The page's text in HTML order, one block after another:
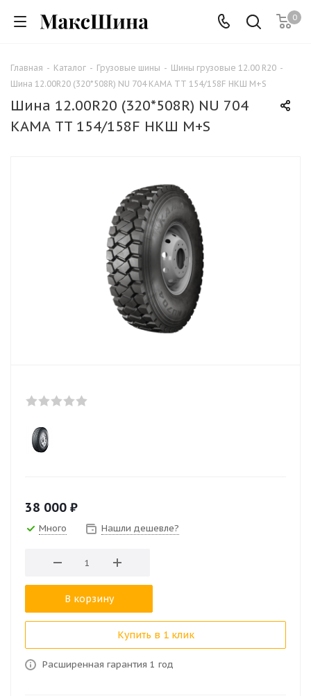
0
Главная - Каталог - Грузовые шины - Шины грузовые 12.00 R20 -
Шина 12.00R20 (320*508R) NU 704 КАМА TT 154/158F НКШ М+S
Шина 12.00R20 (320*508R) NU 704
КАМА TT 154/158F НКШ М+S
38 000 ₽
Много Нашли дешевле?
В корзину
Купить в 1 клик
Расширенная гарантия 1 год